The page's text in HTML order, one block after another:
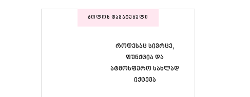
ᲑᲝᲚᲝᲡ ᲓᲐᲛᲐᲢᲔᲑᲣᲚᲘ
როდესაც სივრცე,
ფუნქცია და
ატმოსფერო სახლად
იქცევა